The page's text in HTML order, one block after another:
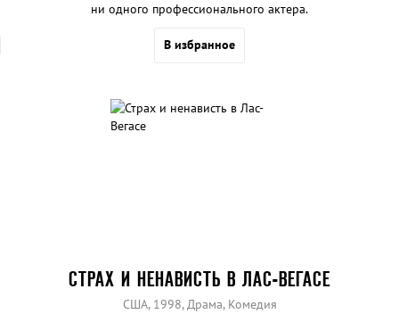
ни одного профессионального актера.
В избранное
СТРАХ И НЕНАВИСТЬ В ЛАС-ВЕГАСЕ
США, 1998, Драма, Комедия